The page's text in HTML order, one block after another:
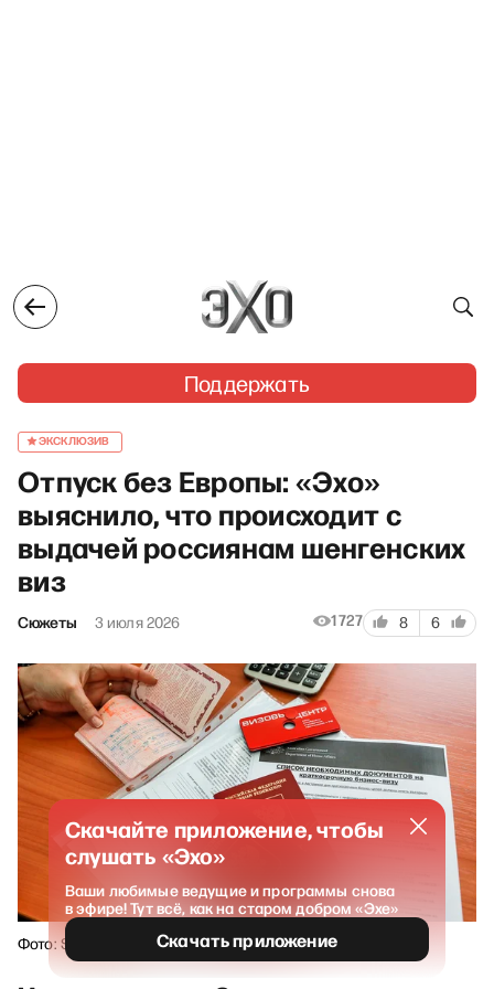
Поддержать
ЭКСКЛЮЗИВ
Отпуск без Европы: «Эхо»
выяснило, что происходит с
выдачей россиянам шенгенских
виз
Сюжеты 3 июля 2026 1727 8 6
Фото: Sergei Fadeichev / TASS
Скачайте приложение, чтобы
слушать «Эхо»
Ваши любимые ведущие и программы снова
в эфире! Тут всё, как на старом добром «Эхе»
Скачать приложение